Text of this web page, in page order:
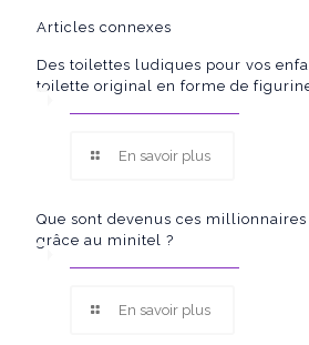
Articles connexes
Des toilettes ludiques pour vos
toilette original en forme de
En savoir plus
Que sont devenus ces
grâce au minitel ?
En savoir plus